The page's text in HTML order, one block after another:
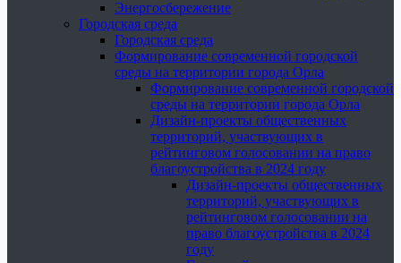
Энергосбережение
Городская среда
Городская среда
Формирование современной городской
среды на территории города Орла
Формирование современной городской
среды на территории города Орла
Дизайн-проекты общественных
территорий, участвующих в
рейтинговом голосовании на право
благоустройства в 2024 году
Дизайн-проекты общественных
территорий, участвующих в
рейтинговом голосовании на
право благоустройства в 2024
году